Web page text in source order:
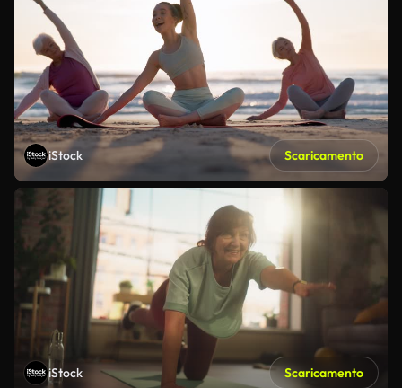
iStock Scaricamento
iStock Scaricamento